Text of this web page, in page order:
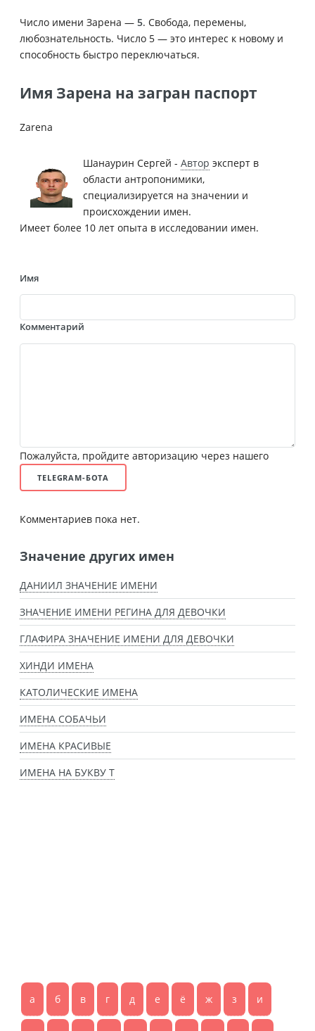
Число имени Зарена — 5. Свобода, перемены,
любознательность. Число 5 — это интерес к новому и
способность быстро переключаться.
Имя Зарена на загран паспорт
Zarena
Шанаурин Сергей - Автор эксперт в
области антропонимики,
специализируется на значении и
происхождении имен.
Имеет более 10 лет опыта в исследовании имен.
Имя
Комментарий
Пожалуйста, пройдите авторизацию через нашего
TELEGRAM-БОТА
Комментариев пока нет.
Значение других имен
ДАНИИЛ ЗНАЧЕНИЕ ИМЕНИ
ЗНАЧЕНИЕ ИМЕНИ РЕГИНА ДЛЯ ДЕВОЧКИ
ГЛАФИРА ЗНАЧЕНИЕ ИМЕНИ ДЛЯ ДЕВОЧКИ
ХИНДИ ИМЕНА
КАТОЛИЧЕСКИЕ ИМЕНА
ИМЕНА СОБАЧЬИ
ИМЕНА КРАСИВЫЕ
ИМЕНА НА БУКВУ Т
а б в г д е ё ж з и